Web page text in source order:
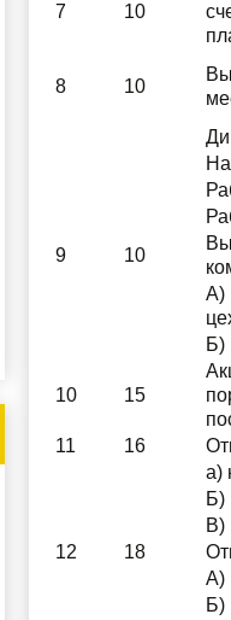
7 10
8 10
9
10
А)
Б)
10 15
11
16
а)
Б)
В)
12
18
А)
Б)